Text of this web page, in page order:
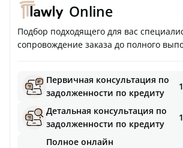
Online
Подбор подходящего для вас
сопровождение заказа до полного
Первичная консультация по
задолженности по кредиту
Детальная консультация по
задолженности по кредиту
Полное онлайн